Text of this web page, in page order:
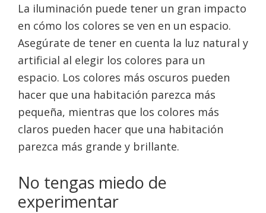
La iluminación puede tener un gran impacto
en cómo los colores se ven en un espacio.
Asegúrate de tener en cuenta la luz natural y
artificial al elegir los colores para un
espacio. Los colores más oscuros pueden
hacer que una habitación parezca más
pequeña, mientras que los colores más
claros pueden hacer que una habitación
parezca más grande y brillante.
No tengas miedo de
experimentar